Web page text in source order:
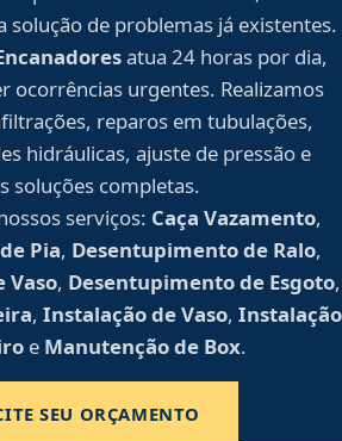
solução de problemas já existentes.
atua 24 horas por dia,
ocorrências urgentes. Realizamos
reparos em tubulações,
hidráulicas, ajuste de pressão e
soluções completas.
serviços: Caça Vazamento,
Pia, Desentupimento de Ralo,
Vaso, Desentupimento de Esgoto,
, Instalação de Vaso, Instalação
e Manutenção de Box.
SEU ORÇAMENTO